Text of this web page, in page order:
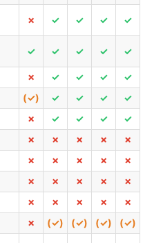
✗ ✓ ✓ ✓ ✓
✓ ✓ ✓ ✓ ✓
✗ ✓ ✓ ✓
✓
(✓) ✓ ✓ ✓
✓
✗ ✓ ✓ ✓
✓
✗ ✗ ✗ ✗
✗
✗ ✗ ✗ ✗
✗
✗ ✗ ✗ ✗
✗
✗ ✗ ✗ ✗
✗
✗ (✓) (✓) (✓)
(✓)